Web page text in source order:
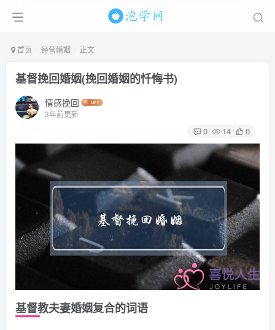
首页 经营婚姻 正文
基督挽回婚姻(挽回婚姻的忏悔书)
情感挽回
3年前更新
0 14 0
基督教夫妻婚姻复合的词语